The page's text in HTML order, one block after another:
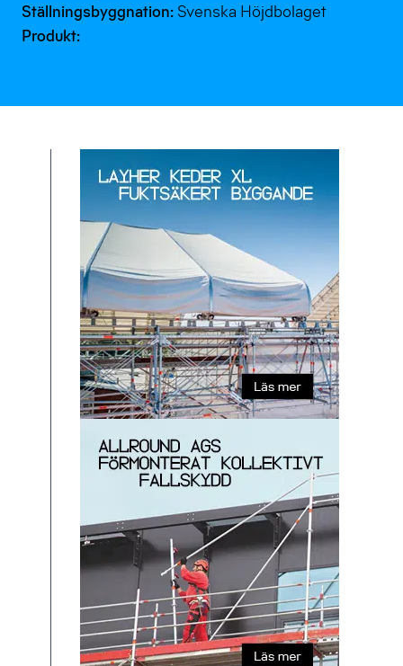
Ställningsbyggnation: Svenska Höjdbolaget
Produkt: